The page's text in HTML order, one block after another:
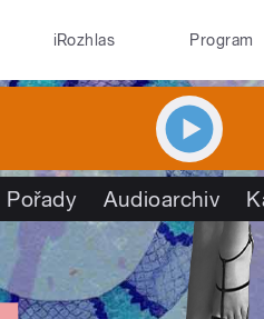
iRozhlas Program
Pořady Audioarchiv